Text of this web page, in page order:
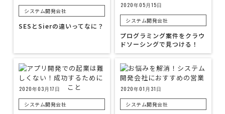
システム開発会社
SESとSierの違いってなに？
2020年05月15日
システム開発会社
プログラミング案件をクラウ
ドソーシングで見つける！
2020年03月17日
システム開発会社
2020年01月31日
システム開発会社